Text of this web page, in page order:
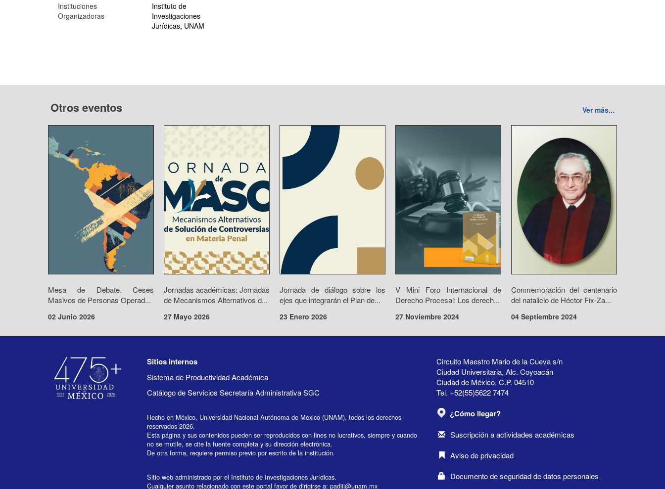
Instituciones
Organizadoras
Instituto de
Investigaciones
Jurídicas, UNAM
Otros eventos Ver más...
Mesa de Debate. Ceses
Masivos de Personas Operad...
02 Junio 2026
Jornadas académicas: Jornadas
de Mecanismos Alternativos d...
27 Mayo 2026
Jornada de diálogo sobre los
ejes que integrarán el Plan de...
23 Enero 2026
V Mini Foro Internacional de
Derecho Procesal: Los derech...
27 Noviembre 2024
Conmemoración del centenario
del natalicio de Héctor Fix-Za...
04 Septiembre 2024
Circuito Maestro Mario de la Cueva s/n
Ciudad Universitaria, Alc. Coyoacán
Ciudad de México, C.P. 04510
Tel. +52(55)5622 7474
¿Cómo llegar?
Suscripción a actividades académicas
Aviso de privacidad
Documento de seguridad de datos personales
Sitios internos
Sistema de Productividad Académica
Catálogo de Servicios Secretaría Administrativa SGC
Hecho en México, Universidad Nacional Autónoma de México (UNAM), todos los derechos
reservados 2026.
Esta página y sus contenidos pueden ser reproducidos con fines no lucrativos, siempre y cuando
no se mutile, se cite la fuente completa y su dirección electrónica.
De otra forma, requiere permiso previo por escrito de la institución.
Sitio web administrado por el Instituto de Investigaciones Jurídicas.
Cualquier asunto relacionado con este portal favor de dirigirse a: padiij@unam.mx